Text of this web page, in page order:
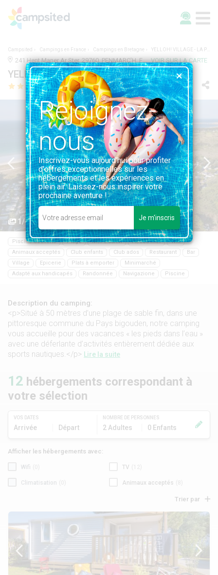
Campsited Campings en France Campings en Bretagne YELLOH! VILLAGE - LA PLAGE
241 Hent Maner Ar Ster, 29760, PENMARC'H, France | 2.1KM DE PENMARC'H VOIR SUR LA CARTE
YELLOH! VILLAGE - LA PLAGE
1/42
Piscine couverte Plage Mer 0.05KM Accès mer
Wifi
Animaux acceptés
Club enfants Club ados Restaurant
Bar
Village
Epicerie Plats à emporter
Minimarché
Adapté aux handicapés
Randonnée Navigazione Piscine
Description du camping:
<p>Situé à 50 mètres d’une plage de sable fin, dans une
pittoresque commune du Pays bigouden, notre camping
vous accueille pour des vacances « les pieds dans l’eau »
avec une déferlante d’activités entièrement dédiée aux
sports nautiques.</p> Lire la suite
VOS DATES
Arrivée Départ
NOMBRE DE PERSONNES
2 Adultes 0 Enfants
12 hébergements correspondant à
votre sélection
Afficher les hébergements avec:
Wifi TV
Climatisation Animaux acceptés
Trier par
Rejoignez-
nous
Inscrivez-vous aujourd'hui pour profiter
d'offres exceptionnelles sur les
hébergements et les expériences en
plein air. Laissez-nous inspirer votre
prochaine aventure !
Je m'inscris